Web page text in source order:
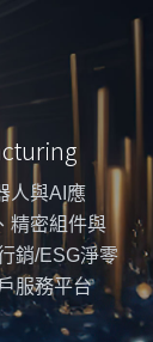
人與AI應
精密組件與
銷/ESG淨零
服務平台